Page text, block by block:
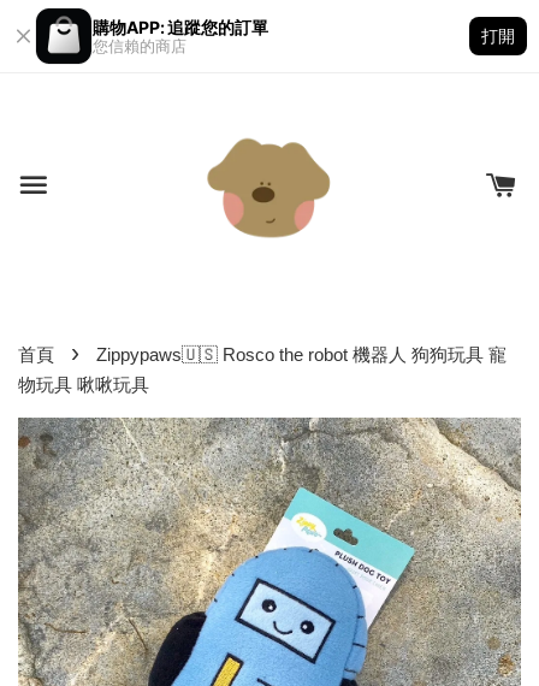
購物APP: 追蹤您的訂單
您信賴的商店
打開
首頁 ›
Zippypaws🇺🇸 Rosco the robot 機器人 狗狗玩具 寵
物玩具 啾啾玩具